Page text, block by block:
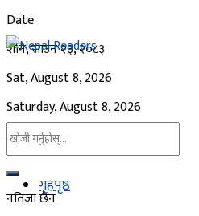
Date
शनि, साउन २३, २०८३
Sat, August 8, 2026
Saturday, August 8, 2026
नतिजा छैन
गृहपृष्ठ